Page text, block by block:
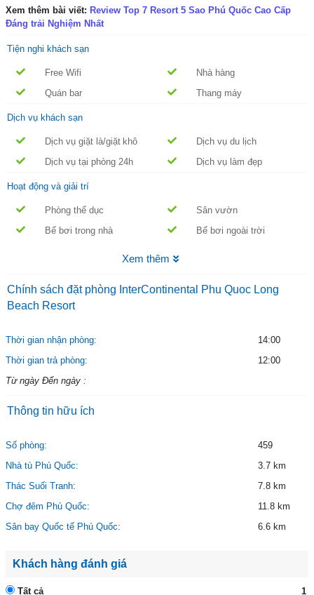
Xem thêm bài viết: Review Top 7 Resort 5 Sao Phú Quốc Cao Cấp
Đáng trải Nghiệm Nhất
Tiện nghi khách sạn
Free Wifi
Nhà hàng
Quán bar
Thang máy
Dịch vụ khách sạn
Dịch vụ giặt là/giặt khô
Dịch vụ du lịch
Dịch vụ tại phòng 24h
Dịch vụ làm đẹp
Hoạt động và giải trí
Phòng thể dục
Sân vườn
Bể bơi trong nhà
Bể bơi ngoài trời
Xem thêm
Chính sách đặt phòng InterContinental Phu Quoc Long
Beach Resort
Thời gian nhận phòng:
14:00
Thời gian trả phòng:
12:00
Từ ngày Đến ngày :
Thông tin hữu ích
Số phòng:
459
Nhà tù Phú Quốc:
3.7 km
Thác Suối Tranh:
7.8 km
Chợ đêm Phú Quốc:
11.8 km
Sân bay Quốc tế Phú Quốc:
6.6 km
Khách hàng đánh giá
Tất cả
1